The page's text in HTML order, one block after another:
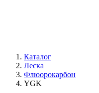
Каталог
Леска
Флюорокарбон
YGK